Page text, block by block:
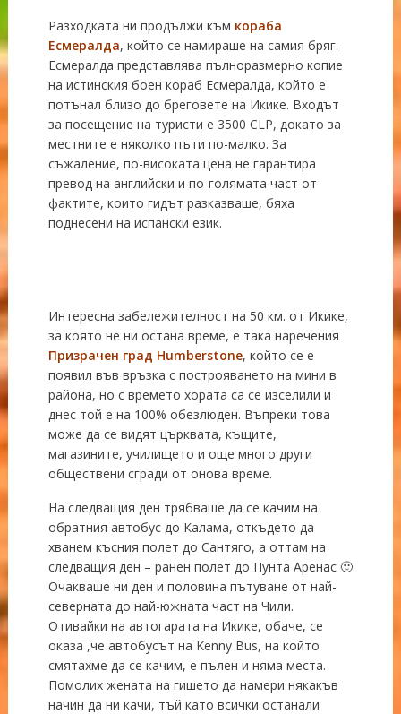
Разходката ни продължи към кораба
Есмералда, който се намираше на самия бряг.
Есмералда представлява пълноразмерно копие
на истинския боен кораб Есмералда, който е
потънал близо до бреговете на Икике. Входът
за посещение на туристи е 3500 CLP, докато за
местните е няколко пъти по-малко. За
съжаление, по-високата цена не гарантира
превод на английски и по-голямата част от
фактите, които гидът разказваше, бяха
поднесени на испански език.
Интересна забележителност на 50 км. от Икике,
за която не ни остана време, е така наречения
Призрачен град Humberstone, който се е
появил във връзка с построяването на мини в
района, но с времето хората са се изселили и
днес той е на 100% обезлюден. Въпреки това
може да се видят църквата, къщите,
магазините, училището и още много други
обществени сгради от онова време.
На следващия ден трябваше да се качим на
обратния автобус до Калама, откъдето да
хванем късния полет до Сантяго, а оттам на
следващия ден – ранен полет до Пунта Аренас 🙂
Очакваше ни ден и половина пътуване от най-
северната до най-южната част на Чили.
Отивайки на автогарата на Икике, обаче, се
оказа ,че автобусът на Kenny Bus, на който
смятахме да се качим, е пълен и няма места.
Помолих жената на гишето да намери някакъв
начин да ни качи, тъй като всички останали